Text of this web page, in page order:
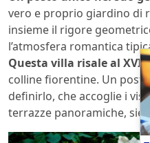
vero e proprio giardino di
insieme il rigore
l’atmosfera romantica
Questa villa risale al XVII
colline fiorentine. Un
definirlo, che accoglie i
terrazze panoramiche,